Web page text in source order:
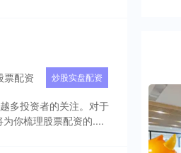
票配资 炒股实盘配资
多投资者的关注。对于
你梳理股票配资的....